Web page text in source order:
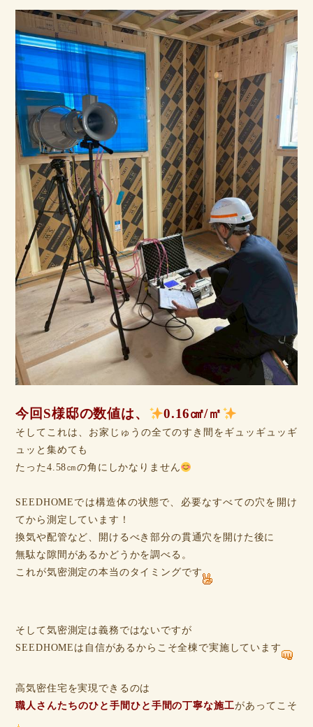
今回S様邸の数値は、 0.16㎠/㎡
そしてこれは、お家じゅうの全てのすき間をギュッギュッギ
ュッと集めても
たった4.58㎝の角にしかなりません
SEEDHOMEでは構造体の状態で、必要なすべての穴を開け
てから測定しています！
換気や配管など、開けるべき部分の貫通穴を開けた後に
無駄な隙間があるかどうかを調べる。
これが気密測定の本当のタイミングです
そして気密測定は義務ではないですが
SEEDHOMEは自信があるからこそ全棟で実施しています
高気密住宅を実現できるのは
職人さんたちのひと手間ひと手間の丁寧な施工があってこそ